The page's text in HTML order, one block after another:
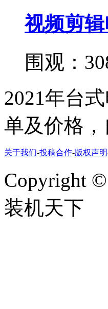
视频剪
围观：
2021年台
单及价格
关于我们-投稿合作-版权声明
Copyright ©
装机天下